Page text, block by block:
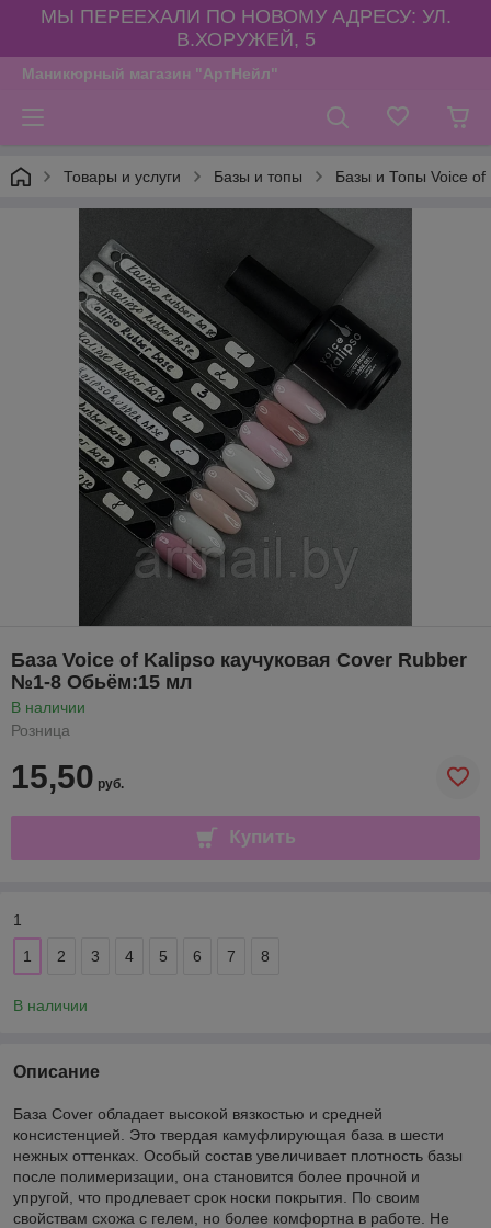
МЫ ПЕРЕЕХАЛИ ПО НОВОМУ АДРЕСУ: УЛ.
В.ХОРУЖЕЙ, 5
Маникюрный магазин "АртНейл"
Товары и услуги Базы и топы Базы и Топы Voice of
База Voice of Kalipso каучуковая Cover Rubber
№1-8 Обьём:15 мл
В наличии
Розница
15,50 руб.
Купить
1
1 2 3 4 5 6 7 8
В наличии
Описание
База Cover обладает высокой вязкостью и средней
консистенцией. Это твердая камуфлирующая база в шести
нежных оттенках. Особый состав увеличивает плотность базы
после полимеризации, она становится более прочной и
упругой, что продлевает срок носки покрытия. По своим
свойствам схожа с гелем, но более комфортна в работе. Не